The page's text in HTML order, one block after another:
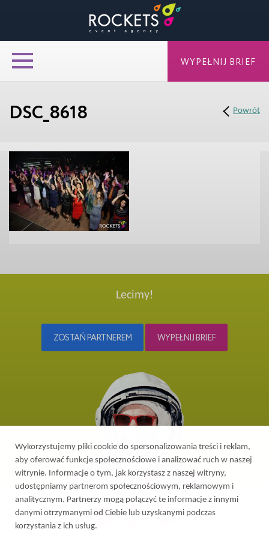
DSC_8618 Powrót
Lecimy!
ZOSTAŃ PARTNEREM WYPEŁNIJ BRIEF
WYPEŁNIJ BRIEF
Wykorzystujemy pliki cookie do spersonalizowania treści i reklam,
aby oferować funkcje społecznościowe i analizować ruch w naszej
witrynie. Informacje o tym, jak korzystasz z naszej witryny,
udostępniamy partnerom społecznościowym, reklamowym i
analitycznym. Partnerzy mogą połączyć te informacje z innymi
danymi otrzymanymi od Ciebie lub uzyskanymi podczas
korzystania z ich usług.